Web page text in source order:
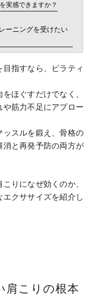
実感できますか？
ーニングを受けたい
指すなら、ピラティ
ほぐすだけでなく、
や筋力不足にアプロー
ッスルを鍛え、骨格の
消と再発予防の両方が
りになぜ効くのか、
クササイズを紹介し
肩こりの根本